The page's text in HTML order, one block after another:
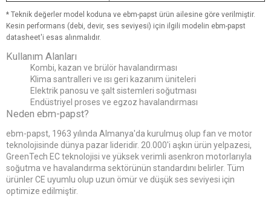
* Teknik değerler model koduna ve ebm-papst ürün ailesine göre verilmiştir.
Kesin performans (debi, devir, ses seviyesi) için ilgili modelin ebm-papst
datasheet'i esas alınmalıdır.
Kullanım Alanları
Kombi, kazan ve brülör havalandırması
Klima santralleri ve ısı geri kazanım üniteleri
Elektrik panosu ve şalt sistemleri soğutması
Endüstriyel proses ve egzoz havalandırması
Neden ebm-papst?
ebm-papst, 1963 yılında Almanya'da kurulmuş olup fan ve motor
teknolojisinde dünya pazar lideridir. 20.000'i aşkın ürün yelpazesi,
GreenTech EC teknolojisi ve yüksek verimli asenkron motorlarıyla
soğutma ve havalandırma sektörünün standardını belirler. Tüm
ürünler CE uyumlu olup uzun ömür ve düşük ses seviyesi için
optimize edilmiştir.